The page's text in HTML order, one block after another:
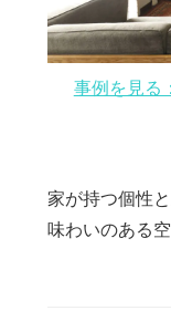
事例を見る
家が持つ個性
味わいのある